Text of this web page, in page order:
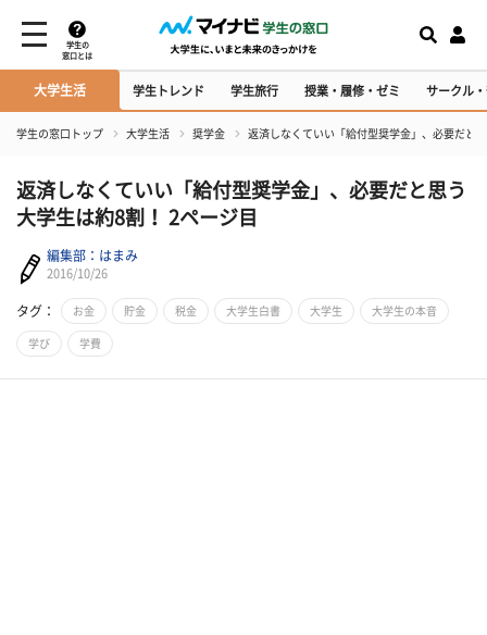
学生の
窓口とは
大学生活 学生トレンド 学生旅行 授業・履修・ゼミ サークル
学生の窓口トップ 大学生活 奨学金 返済しなくていい「給付型奨学金」、必要だと
返済しなくていい「給付型奨学金」、必要だと思う
大学生は約8割！ 2ページ目
編集部：はまみ
2016/10/26
タグ： お金 貯金 税金 大学生白書 大学生 大学生の本音
学び 学費